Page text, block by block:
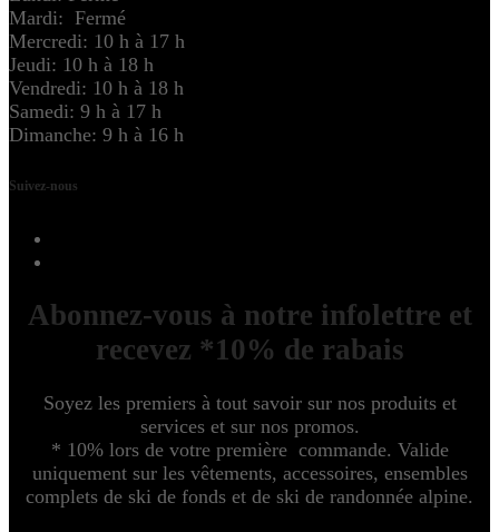
Mardi: Fermé
Mercredi: 10 h à 17 h
Jeudi: 10 h à 18 h
Vendredi: 10 h à 18 h
Samedi: 9 h à 17 h
Dimanche: 9 h à 16 h
Suivez-nous
Abonnez-vous à notre infolettre et
recevez *10% de rabais
Soyez les premiers à tout savoir sur nos produits et
services et sur nos promos.
* 10% lors de votre première commande. Valide
uniquement sur les vêtements, accessoires, ensembles
complets de ski de fonds et de ski de randonnée alpine.